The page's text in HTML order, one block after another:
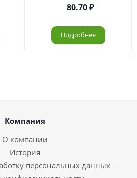
80.70
Подробнее
Компания
О компании
История
персональных данных